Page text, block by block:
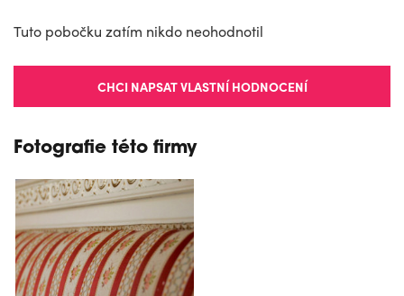
Tuto pobočku zatím nikdo neohodnotil
CHCI NAPSAT VLASTNÍ HODNOCENÍ
Fotografie této firmy